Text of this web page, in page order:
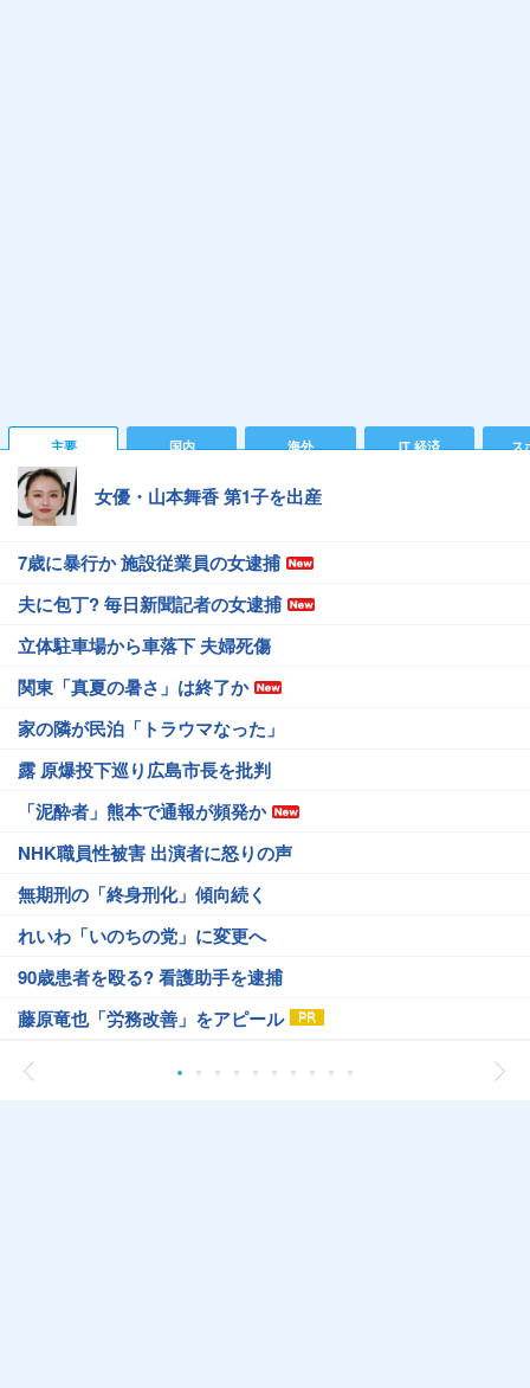
主要 国内 海外 IT 経済 ス
女優・山本舞香 第1子を出産
7歳に暴行か 施設従業員の女逮捕
夫に包丁? 毎日新聞記者の女逮捕
立体駐車場から車落下 夫婦死傷
関東「真夏の暑さ」は終了か
家の隣が民泊「トラウマなった」
露 原爆投下巡り広島市長を批判
「泥酔者」熊本で通報が頻発か
NHK職員性被害 出演者に怒りの声
無期刑の「終身刑化」傾向続く
れいわ「いのちの党」に変更へ
90歳患者を殴る? 看護助手を逮捕
藤原竜也「労務改善」をアピール